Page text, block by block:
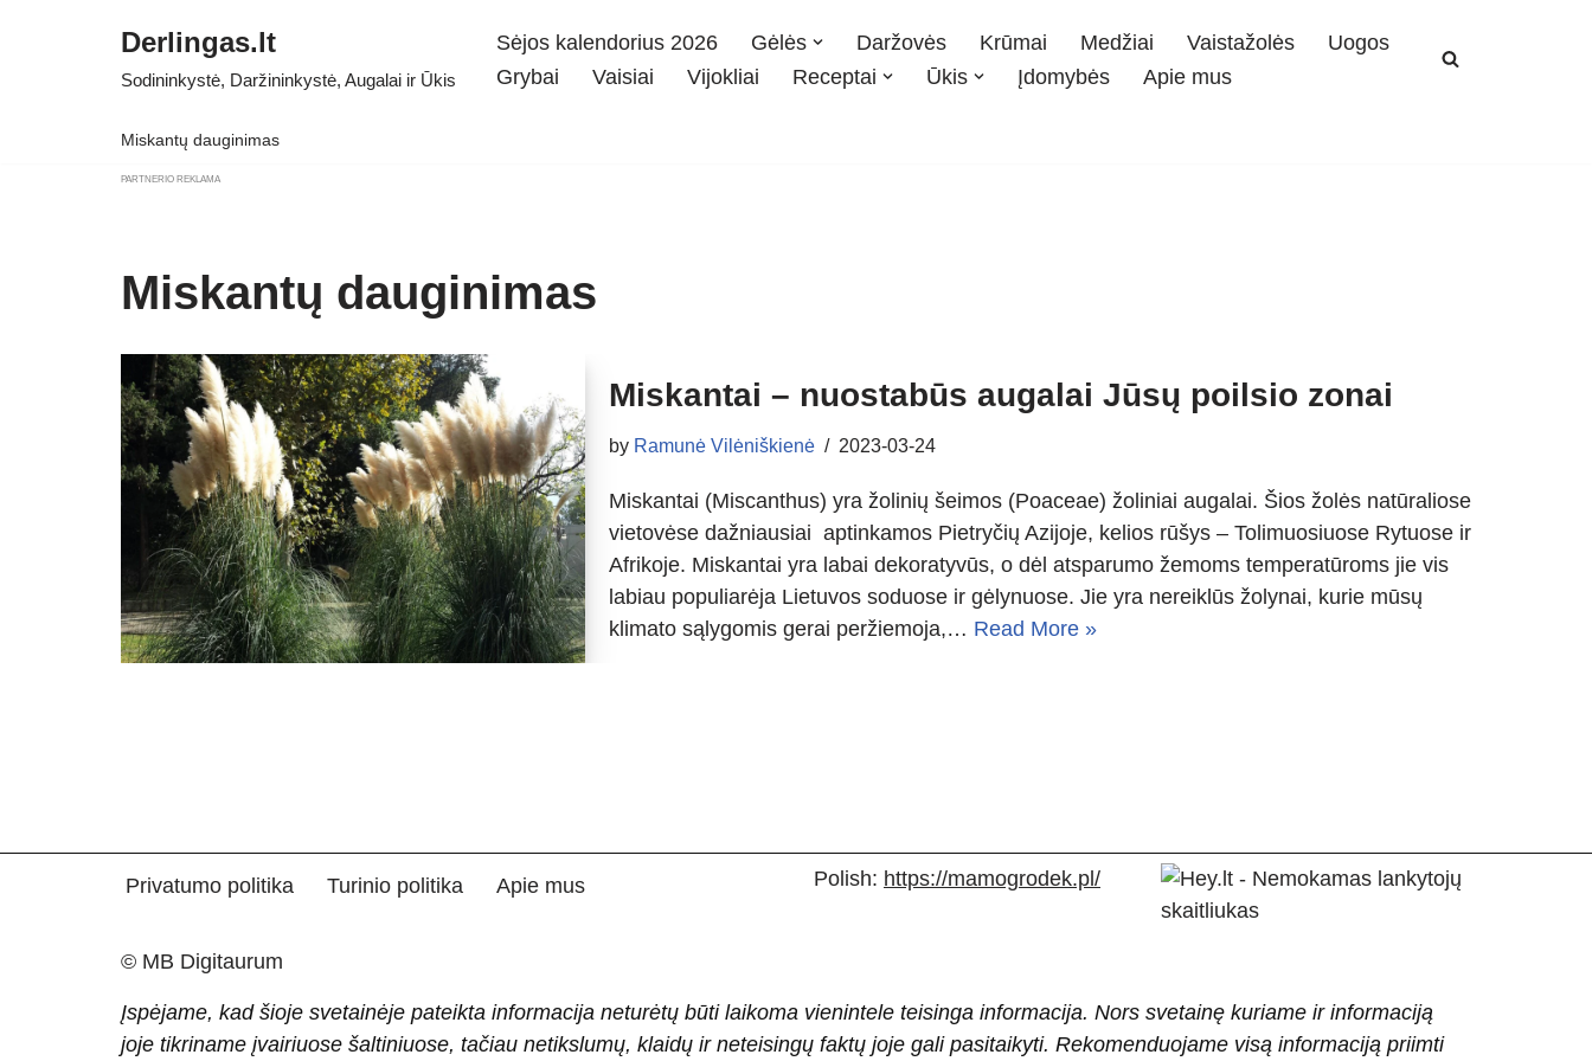
Derlingas.lt
Sodininkystė, Daržininkystė, Augalai ir Ūkis
Sėjos kalendorius 2026 Gėlės Daržovės Krūmai Medžiai Vaistažolės
Uogos
Grybai
Vaisiai Vijokliai Receptai Ūkis Įdomybės Apie mus
Miskantų dauginimas
PARTNERIO REKLAMA
Miskantų dauginimas
Miskantai – nuostabūs augalai Jūsų poilsio zonai
by Ramunė Vilėniškienė 2023-03-24
Miskantai (Miscanthus) yra žolinių šeimos (Poaceae) žoliniai augalai. Šios žolės natūraliose
vietovėse dažniausiai aptinkamos Pietryčių Azijoje, kelios rūšys – Tolimuosiuose Rytuose ir
Afrikoje. Miskantai yra labai dekoratyvūs, o dėl atsparumo žemoms temperatūroms jie vis
labiau populiarėja Lietuvos soduose ir gėlynuose. Jie yra nereiklūs žolynai, kurie mūsų
klimato sąlygomis gerai peržiemoja,… Read More »
Privatumo politika Turinio politika Apie mus Polish: https://mamogrodek.pl/
© MB Digitaurum
Įspėjame, kad šioje svetainėje pateikta informacija neturėtų būti laikoma vienintele teisinga informacija. Nors svetainę kuriame ir informaciją
joje tikriname įvairiuose šaltiniuose, tačiau netikslumų, klaidų ir neteisingų faktų joje gali pasitaikyti. Rekomenduojame visą informaciją priimti